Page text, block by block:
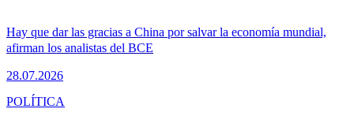
Hay que dar las gracias a China por salvar la economía mundial,
afirman los analistas del BCE
28.07.2026
POLÍTICA